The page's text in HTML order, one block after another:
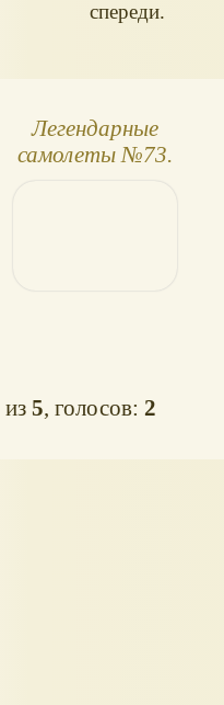
спереди.
Легендарные
самолеты №73.
из5, голосов:2